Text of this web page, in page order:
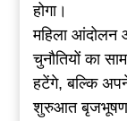
होगा।
महिला आंदोलन
चुनौतियों का
हटेंगे, बल्कि
शुरुआत बृजभूषण